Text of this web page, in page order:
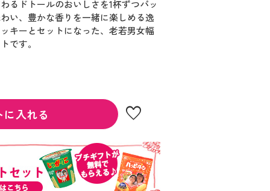
るドトールのおいしさを1杯ずつパッ
い、豊かな香りを一緒に楽しめる逸
キーとセットになった、老若男女幅
です。
に入れる favorite